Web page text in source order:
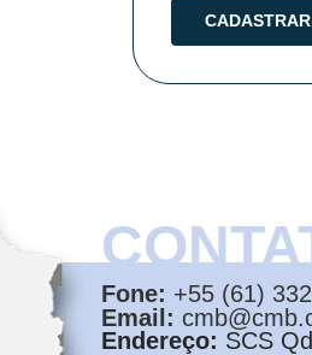
Fone: +55 (61)
Email:
Endereço: SCS